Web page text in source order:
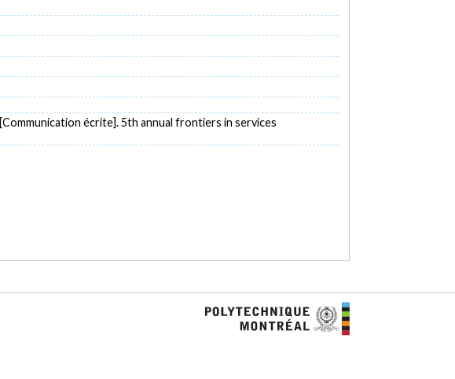
[Communication écrite]. 5th annual frontiers in services